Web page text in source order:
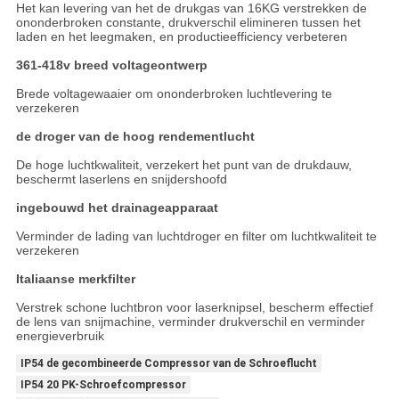
Het kan levering van het de drukgas van 16KG verstrekken de
ononderbroken constante, drukverschil elimineren tussen het
laden en het leegmaken, en productieefficiency verbeteren
361-418v breed voltageontwerp
Brede voltagewaaier om ononderbroken luchtlevering te
verzekeren
de droger van de hoog rendementlucht
De hoge luchtkwaliteit, verzekert het punt van de drukdauw,
beschermt laserlens en snijdershoofd
ingebouwd het drainageapparaat
Verminder de lading van luchtdroger en filter om luchtkwaliteit te
verzekeren
Italiaanse merkfilter
Verstrek schone luchtbron voor laserknipsel, bescherm effectief
de lens van snijmachine, verminder drukverschil en verminder
energieverbruik
IP54 de gecombineerde Compressor van de Schroeflucht
IP54 20 PK-Schroefcompressor